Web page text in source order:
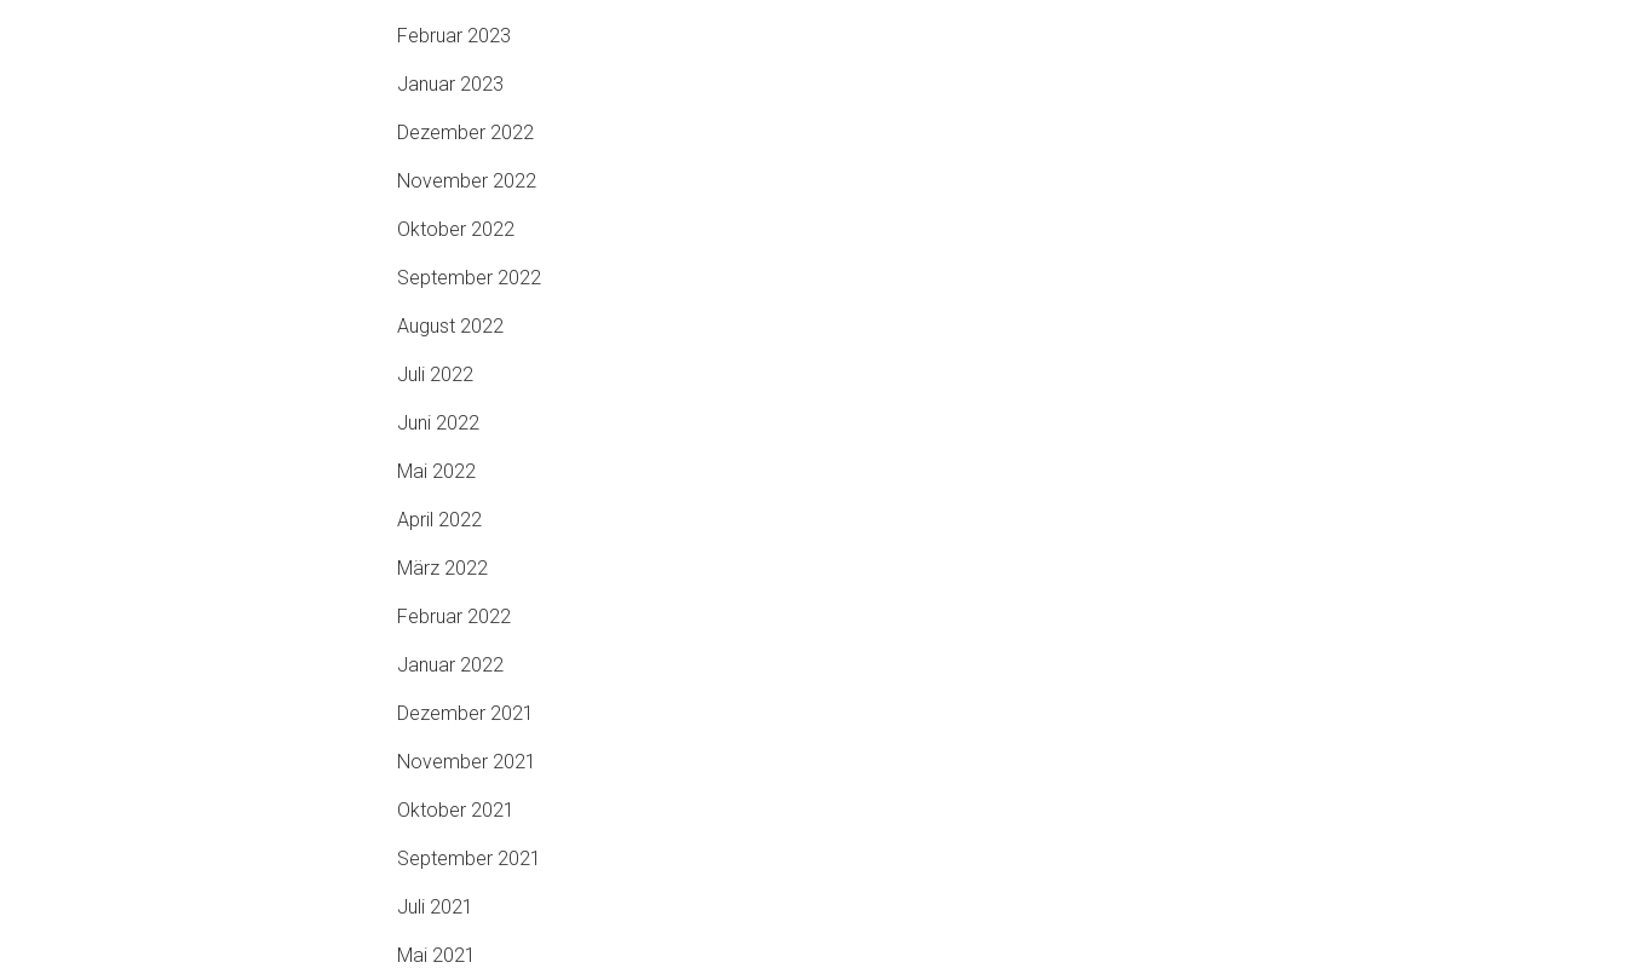
Februar 2023
Januar 2023
Dezember 2022
November 2022
Oktober 2022
September 2022
August 2022
Juli 2022
Juni 2022
Mai 2022
April 2022
März 2022
Februar 2022
Januar 2022
Dezember 2021
November 2021
Oktober 2021
September 2021
Juli 2021
Mai 2021